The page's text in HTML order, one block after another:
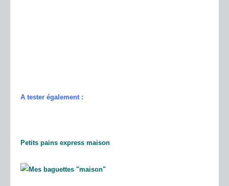
A tester également :
Petits pains express maison